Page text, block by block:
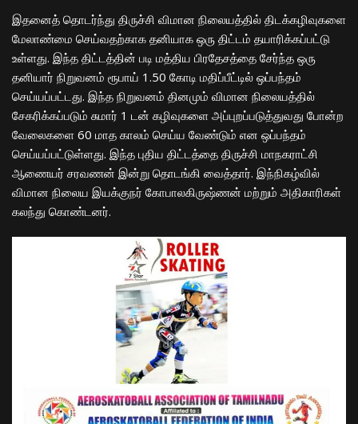
இதனைத் தொடர்ந்து திருச்சி விமான நிலையத்தில் திடக்கழிவுகளை
மேலாண்மை செய்வதற்காக தனியாக ஒரு திட்டம் தயாரிக்கப்பட்டு
உள்ளது. இந்த திட்டத்தின் படி மத்திய பிரதேசத்தை சேர்ந்த ஒரு
தனியார் நிறுவனம் ரூபாய் 1.50 கோடி மதிப்பீட்டில் ஒப்பந்தம்
செய்யப்பட்டது. இந்த நிறுவனம் தினமும் விமான நிலையத்தில்
சேகரிக்கப்படும் சுமார் 1 டன் கழிவுகளை அப்புறப்படுத்துவது போன்ற
வேலைகளை 60 மாத காலம் செய்ய வேண்டும் என ஒப்பந்தம்
செய்யப்பட்டுள்ளது. இந்த புதிய திட்டத்தை திருச்சி மாநகராட்சி
ஆணையர் சரவணன் இன்று தொடங்கி வைத்தார். இந்நிகழ்வில்
விமான நிலைய இயக்குநர் கோபாலகிருஷ்ணன் மற்றும் அதிகாரிகள்
கலந்து கொண்டனர்.